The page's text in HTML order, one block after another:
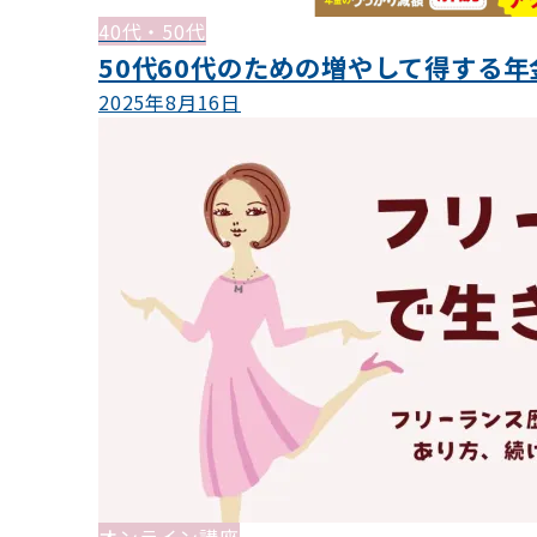
40代・50代
50代60代のための増やして得する年
2025年8月16日